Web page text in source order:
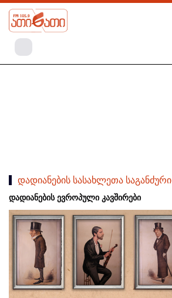
დადიანების სასახლეთა საგანძური
დადიანების ევროპული კავშირები